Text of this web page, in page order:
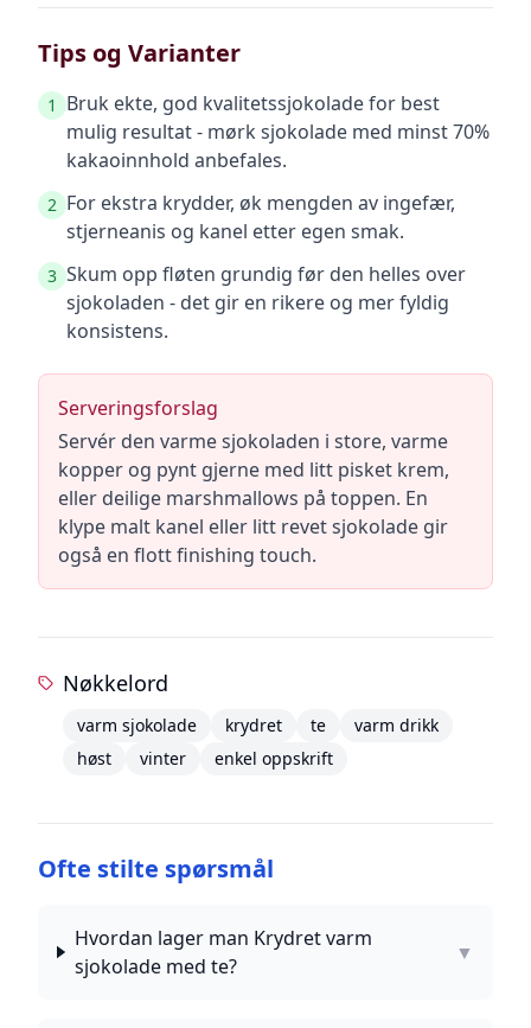
Tips og Varianter
1
Bruk ekte, god kvalitetssjokolade for best
mulig resultat - mørk sjokolade med minst 70%
kakaoinnhold anbefales.
2 For ekstra krydder, øk mengden av ingefær,
stjerneanis og kanel etter egen smak.
3 Skum opp fløten grundig før den helles over
sjokoladen - det gir en rikere og mer fyldig
konsistens.
Serveringsforslag
Servér den varme sjokoladen i store, varme
kopper og pynt gjerne med litt pisket krem,
eller deilige marshmallows på toppen. En
klype malt kanel eller litt revet sjokolade gir
også en flott finishing touch.
Nøkkelord
varm sjokolade krydret te
varm drikk
høst
vinter enkel oppskrift
Ofte stilte spørsmål
Hvordan lager man Krydret varm
sjokolade med te?
▼